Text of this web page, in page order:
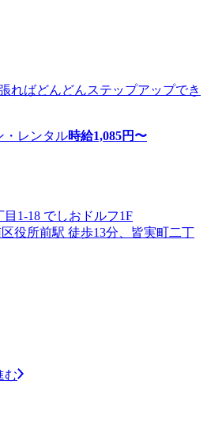
ればどんどんステップアップでき
・レンタル時給1,085円〜
1-18 でしおドルフ1F
役所前駅 徒歩13分、皆実町二丁
む